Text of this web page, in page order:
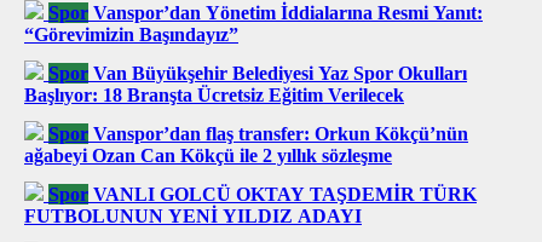
Spor Vanspor’dan Yönetim İddialarına Resmi Yanıt:
“Görevimizin Başındayız”
Spor Van Büyükşehir Belediyesi Yaz Spor Okulları
Başlıyor: 18 Branşta Ücretsiz Eğitim Verilecek
Spor Vanspor’dan flaş transfer: Orkun Kökçü’nün
ağabeyi Ozan Can Kökçü ile 2 yıllık sözleşme
Spor VANLI GOLCÜ OKTAY TAŞDEMİR TÜRK
FUTBOLUNUN YENİ YILDIZ ADAYI